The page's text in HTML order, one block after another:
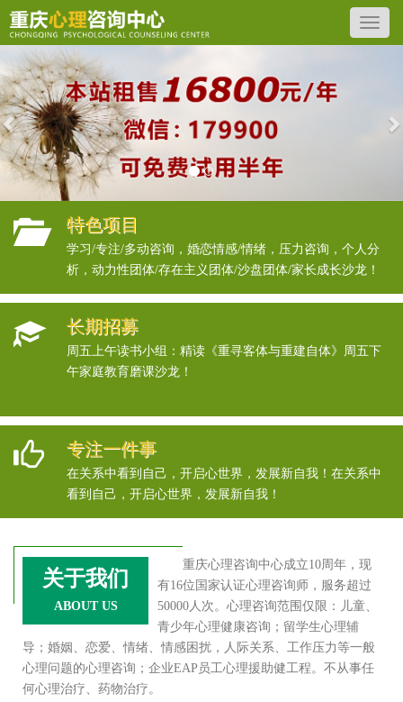
Previous
特色项目
学习/专注/多动咨询，婚恋情感/情绪，压力咨询，个人分
析，动力性团体/存在主义团体/沙盘团体/家长成长沙龙！
长期招募
周五上午读书小组：精读《重寻客体与重建自体》周五下
午家庭教育磨课沙龙！
专注一件事
在关系中看到自己，开启心世界，发展新自我！在关系中
看到自己，开启心世界，发展新自我！
关于我们
ABOUT US
重庆心理咨询中心成立10周年，现
有16位国家认证心理咨询师，服务超过
50000人次。心理咨询范围仅限：儿童、
青少年心理健康咨询；留学生心理辅
导；婚姻、恋爱、情绪、情感困扰，人际关系、工作压力等一般
心理问题的心理咨询；企业EAP员工心理援助健工程。不从事任
何心理治疗、药物治疗。